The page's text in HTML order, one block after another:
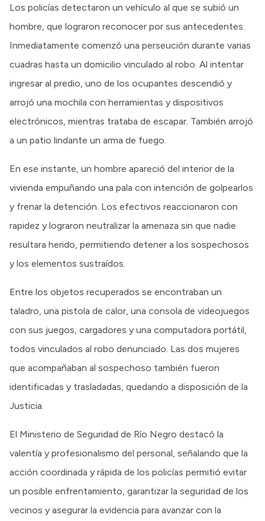
Los policías detectaron un vehículo al que se subió un
hombre, que lograron reconocer por sus antecedentes.
Inmediatamente comenzó una perseución durante varias
cuadras hasta un domicilio vinculado al robo. Al intentar
ingresar al predio, uno de los ocupantes descendió y
arrojó una mochila con herramientas y dispositivos
electrónicos, mientras trataba de escapar. También arrojó
a un patio lindante un arma de fuego.
En ese instante, un hombre apareció del interior de la
vivienda empuñando una pala con intención de golpearlos
y frenar la detención. Los efectivos reaccionaron con
rapidez y lograron neutralizar la amenaza sin que nadie
resultara herido, permitiendo detener a los sospechosos
y los elementos sustraídos.
Entre los objetos recuperados se encontraban un
taladro, una pistola de calor, una consola de videojuegos
con sus juegos, cargadores y una computadora portátil,
todos vinculados al robo denunciado. Las dos mujeres
que acompañaban al sospechoso también fueron
identificadas y trasladadas, quedando a disposición de la
Justicia.
El Ministerio de Seguridad de Río Negro destacó la
valentía y profesionalismo del personal, señalando que la
acción coordinada y rápida de los policías permitió evitar
un posible enfrentamiento, garantizar la seguridad de los
vecinos y asegurar la evidencia para avanzar con la